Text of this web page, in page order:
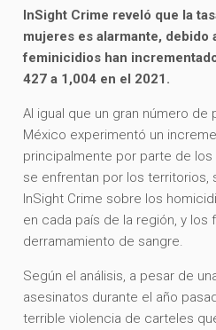
InSight Crime reveló que la
mujeres es alarmante, debido
feminicidios han
427 a 1,004 en el 2021.
Al igual que un gran número de
México experimentó un
principalmente por parte de
se enfrentan por los territorios,
InSight Crime sobre los
en cada país de la región, y los
derramamiento de sangre.
Según el análisis, a pesar de
asesinatos durante el año
terrible violencia de carteles